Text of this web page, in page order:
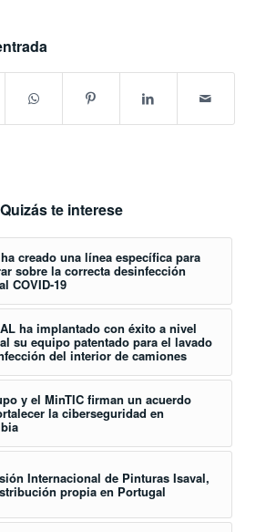
Quizás te interese
creado una línea específica para
sobre la correcta desinfección
COVID-19
ha implantado con éxito a nivel
su equipo patentado para el lavado
del interior de camiones
y el MinTIC firman un acuerdo
la ciberseguridad en
Internacional de Pinturas Isaval,
propia en Portugal